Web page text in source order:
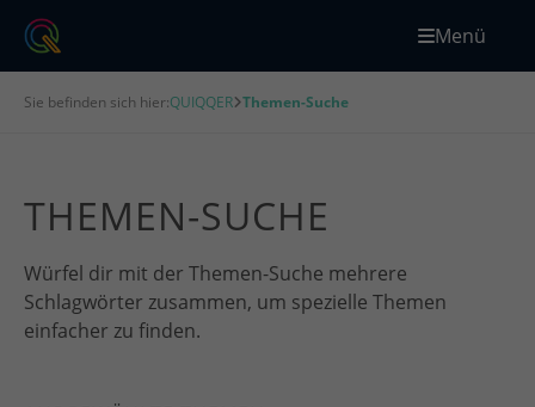
Menü
Sie befinden sich hier:QUIQQER Themen-Suche
THEMEN-SUCHE
Würfel dir mit der Themen-Suche mehrere
Schlagwörter zusammen, um spezielle Themen
einfacher zu finden.